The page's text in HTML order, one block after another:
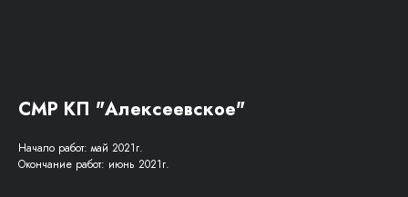
СМР КП "Алексеевское"
Начало работ: май 2021г.
Окончание работ: июнь 2021г.